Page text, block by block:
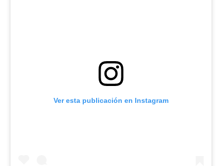
Ver esta publicación en Instagram